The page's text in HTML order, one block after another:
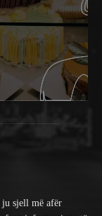
sjell më afër